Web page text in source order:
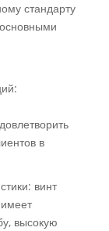
стандарту
в
винт
высокую